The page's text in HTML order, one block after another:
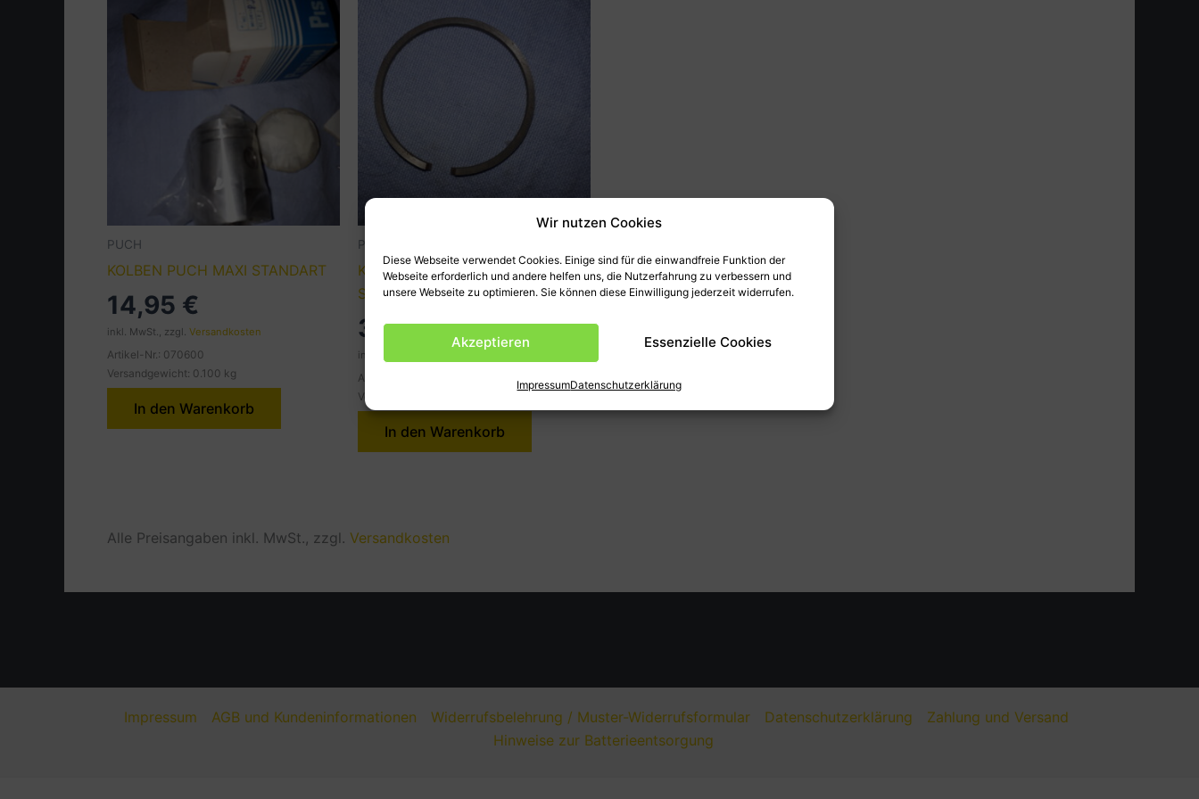
Wir nutzen Cookies
Diese Webseite verwendet Cookies. Einige sind für die einwandfreie Funktion der
Webseite erforderlich und andere helfen uns, die Nutzerfahrung zu verbessern und
unsere Webseite zu optimieren. Sie können diese Einwilligung jederzeit widerrufen.
Akzeptieren Essenzielle Cookies
ImpressumDatenschutzerklärung
PUCH
KOLBEN PUCH MAXI STANDART
14,95 €
inkl. MwSt., zzgl. Versandkosten
Artikel-Nr.: 070600
Versandgewicht: 0.100 kg
In den Warenkorb
PUCH
KOLBENRING PUCH MAXI
STANDARD
3,90€
inkl. MwSt., zzgl.
Artikel-Nr.: nicht vorhanden Puch ring
Versandgewicht: 0.02 kg
In den Warenkorb
Alle Preisangaben inkl. MwSt., zzgl. Versandkosten
Impressum AGB und Kundeninformationen Widerrufsbelehrung / Muster-Widerrufsformular Datenschutzerklärung
Zahlung und Versand
Hinweise zur Batterieentsorgung